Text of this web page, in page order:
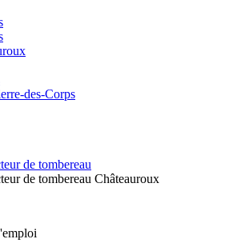
des-Corps
de tombereau
de tombereau Châteauroux